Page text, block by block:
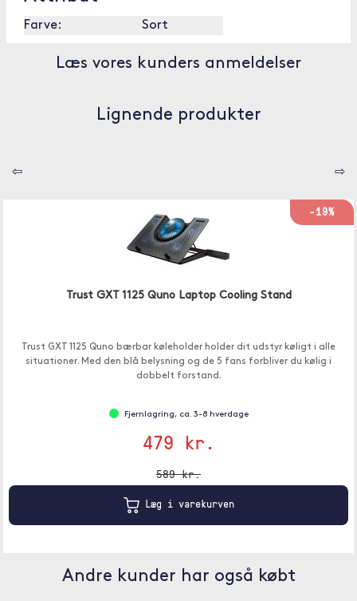
Farve: Sort
Læs vores kunders anmeldelser
Lignende produkter
⇦ ⇨
-19%
Trust GXT 1125 Quno Laptop Cooling Stand
Trust GXT 1125 Quno bærbar køleholder holder dit udstyr køligt i alle
situationer. Med den blå belysning og de 5 fans forbliver du kølig i
dobbelt forstand.
Fjernlagring, ca. 3-8 hverdage
479 kr.
589 kr.
Læg i varekurven
Andre kunder har også købt